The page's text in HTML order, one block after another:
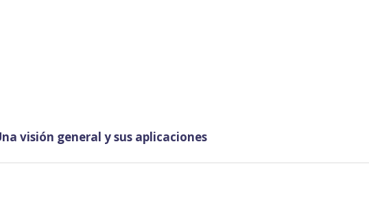
visión general y sus aplicaciones